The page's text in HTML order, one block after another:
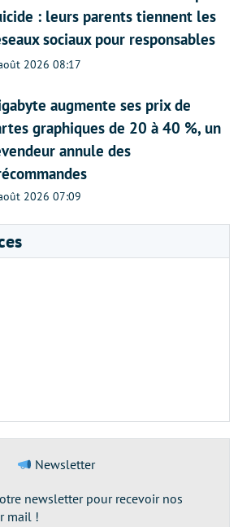
: leurs parents tiennent les
sociaux pour responsables
2026 08:17
augmente ses prix de
graphiques de 20 à 40 %, un
annule des
2026 07:09
Newsletter
newsletter pour recevoir nos
mail !